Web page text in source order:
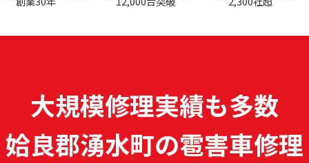
大規模修理実績も多数
姶良郡湧水町の雹害車修理